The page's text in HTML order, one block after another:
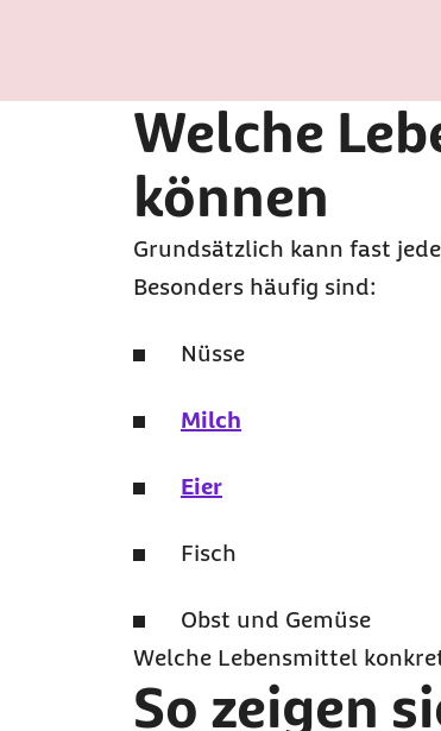
Welche
können
Grundsätzlich kann fast
Besonders häufig sind:
Nüsse
Milch
Eier
Fisch
Obst und Gemüse
Welche Lebensmittel
So zeigen